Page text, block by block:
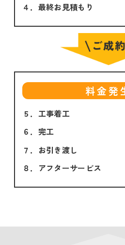
４．最終お見積もり
料金発
５．工事着工
６．完工
７．お引き渡し
８．アフターサービス